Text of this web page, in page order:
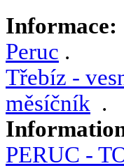
Informace:
Peruc .
Třebíz -
měsíčník .
PERUC -